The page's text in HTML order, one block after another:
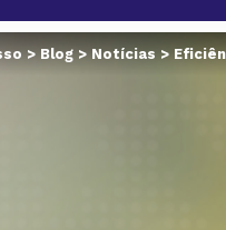
> Blog > Notícias >